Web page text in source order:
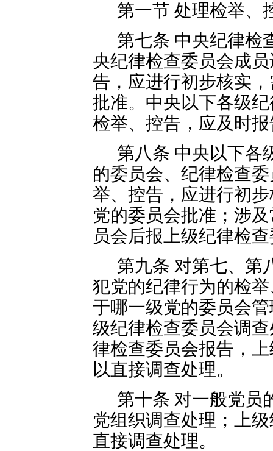
第一节 处理检举、
第七条 中央纪律检
央纪律检查委员会成
告，应进行初步核实
批准。中央以下各级
检举、控告，应及时
第八条 中央以下各
的委员会、纪律检查
举、控告，应进行初
党的委员会批准；涉
员会后报上级纪律检
第九条 对第七、第
犯党的纪律行为的检
于哪一级党的委员会
级纪律检查委员会调
律检查委员会报告，
以直接调查处理。
第十条 对一般党员
党组织调查处理；上
直接调查处理。